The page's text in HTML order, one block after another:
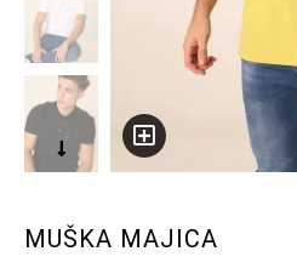
MUŠKA MAJICA